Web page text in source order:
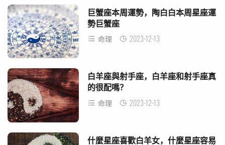
巨蟹座本周運勢，陶白白本周星座運
勢巨蟹座
命理 2023-12-13
白羊座與射手座，白羊座和射手座真
的很配嗎？
命理 2023-12-13
什麼星座喜歡白羊女，什麼星座容易